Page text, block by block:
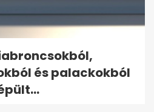
és palackokból